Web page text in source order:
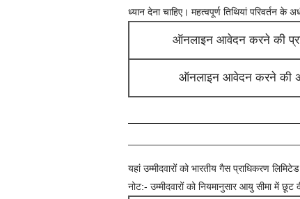
ध्यान देना चाहिए। महत्वपूर्ण तिथियां परिवर्तन
ऑनलाइन आवेदन करने की
ऑनलाइन आवेदन करने की
यहां उम्मीदवारों कोभारतीय गैस प्राधिकरण
नोट:- उम्मीदवारों को नियमानुसार आयु सीमा में छूट